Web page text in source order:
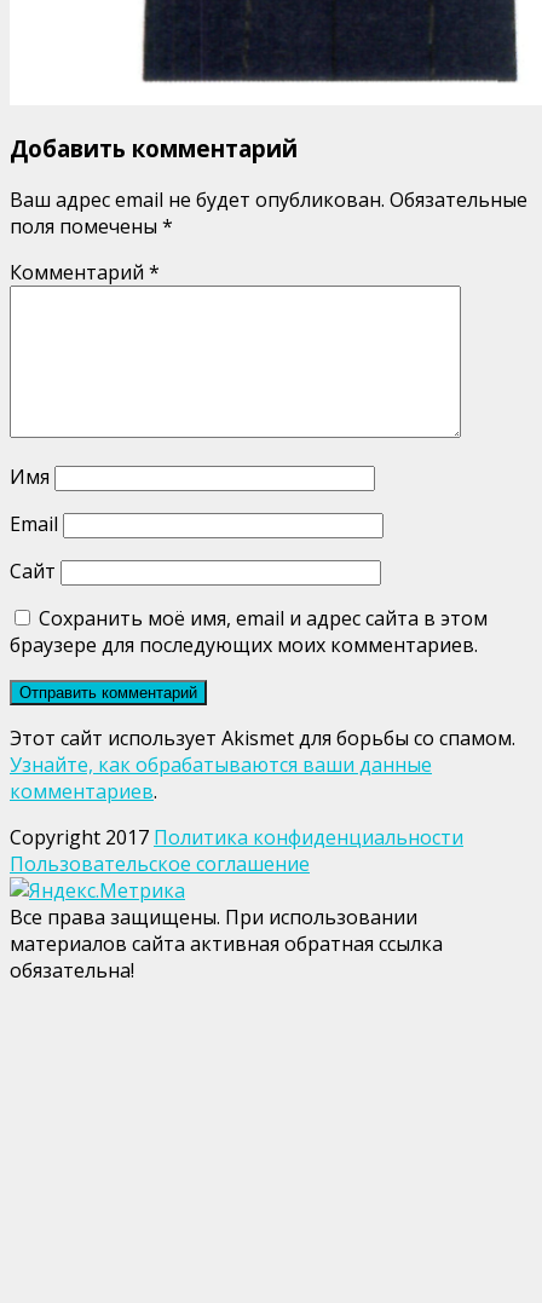
Добавить комментарий
Ваш адрес email не будет опубликован. Обязательные
поля помечены *
Комментарий *
Имя
Email
Сайт
Сохранить моё имя, email и адрес сайта в этом
браузере для последующих моих комментариев.
Этот сайт использует Akismet для борьбы со спамом.
Узнайте, как обрабатываются ваши данные
комментариев.
Copyright 2017 Политика конфиденциальности
Пользовательское соглашение
Все права защищены. При использовании
материалов сайта активная обратная ссылка
обязательна!